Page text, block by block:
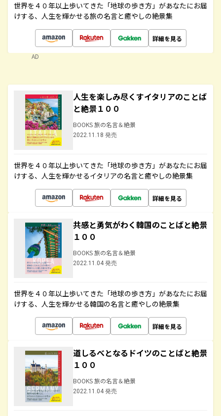
世界を４０年以上歩いてきた「地球の歩き方」があなたにお届
けする、人生を輝かせる旅の名言と癒やしの絶景集
詳細を見る
AD
人生を楽しみ尽くすイタリアのことば
と絶景１００
BOOKS 旅の名言＆絶景
2022.11.18 発売
世界を４０年以上歩いてきた「地球の歩き方」があなたにお届
けする、人生を輝かせるイタリアの名言と癒やしの絶景集
詳細を見る
共感と勇気がわく韓国のことばと絶景
１００
BOOKS 旅の名言＆絶景
2022.11.04 発売
世界を４０年以上歩いてきた「地球の歩き方」があなたにお届
けする、人生を輝かせる韓国の名言と癒やしの絶景集
詳細を見る
道しるべとなるドイツのことばと絶景
１００
BOOKS 旅の名言＆絶景
2022.11.04 発売